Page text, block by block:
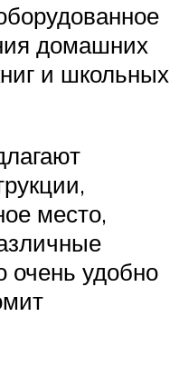
домашних
и школьных
место,
удобно